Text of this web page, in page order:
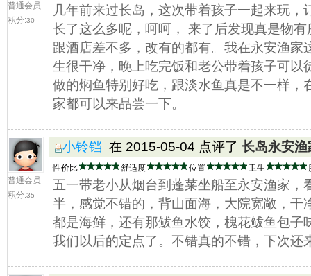
普通会员
积分:30
几年前来过长岛，这次带着孩子一起来玩，
长了这么多呢，呵呵， 来了后发现真是物
跟酒店差不多，改有的都有。我在永安渔家
生很干净，晚上吃完饭和老公带着孩子可以
做的焖鱼特别好吃，跟淡水鱼真是不一样，
家都可以来品尝一下。
普通会员
积分:35
小铃铛 在 2015-05-04 点评了 长岛永安渔
性价比 舒适度 位置 卫生
五一带老小从烟台到蓬莱坐船至永安渔家，
半，感觉不错的，背山面海，大院宽敞，干
都是海鲜，还有那鲅鱼水饺，槐花鲅鱼包子
我们以后的定点了。不错真的不错，下次还